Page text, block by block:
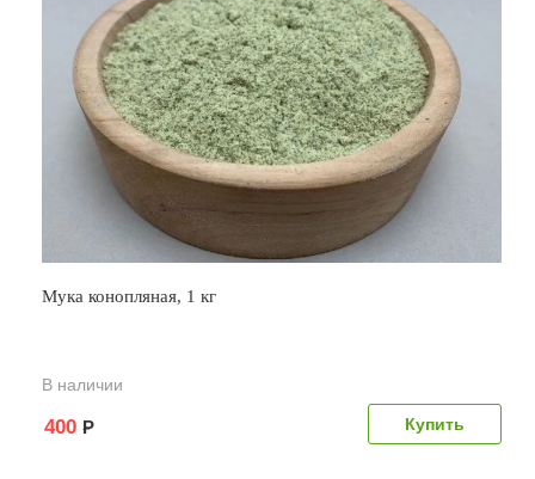
Мука конопляная, 1 кг
В наличии
400 Р